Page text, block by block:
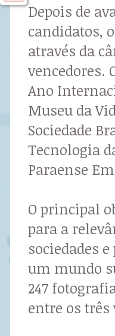
Depois de
candidatos,
através da
vencedores.
Ano
Museu da
Sociedade
Tecnologia
Paraense
O principal
para a
sociedades
um mundo
247
entre os três